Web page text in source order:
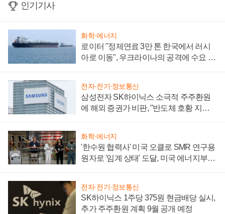
인기기사
화학·에너지
로이터 "정제연료 3만 톤 한국에서 러시
아로 이동", 우크라이나의 공격에 수요 늘
전자·전기·정보통신
삼성전자 SK하이닉스 소극적 주주환원
에 해외 증권가 비판, "반도체 호황 지속
화학·에너지
'한수원 협력사' 미국 오클로 SMR 연구용
원자로 '임계 상태' 도달, 미국 에너지부
전자·전기·정보통신
SK하이닉스 1주당 375원 현금배당 실시,
추가 주주환원 계획 9월 공개 예정